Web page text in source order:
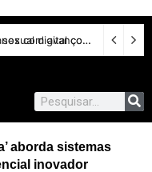
Lei Maria da Penha completa 20 anos com avanços na proteção às mulheres e desafios no combate à violência
aborda sistemas
inovador